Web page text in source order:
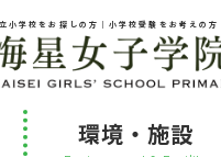
小学校をお探しの方│小学校受験をお考えの方
環境・施設